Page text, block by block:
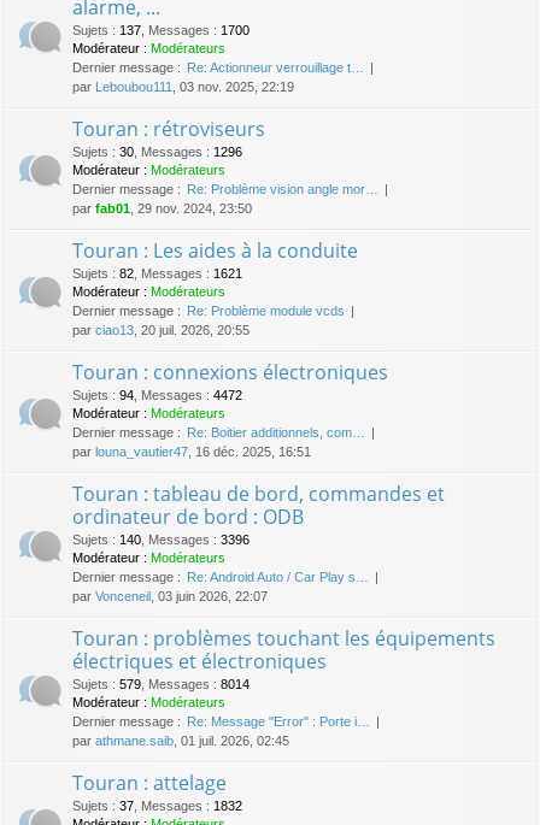
alarme, ...
Sujets : 137 Messages : 1700
Modérateur : Modérateurs
Dernier message : Re: Actionneur verrouillage t…
par Leboubou111 , 03 nov. 2025, 22:19
Touran : rétroviseurs
Sujets : 30 Messages : 1296
Modérateur : Modérateurs
Dernier message : Re: Problème vision angle mor…
par fab01 , 29 nov. 2024, 23:50
Touran : Les aides à la conduite
Sujets : 82 Messages : 1621
Modérateur : Modérateurs
Dernier message : Re: Problème module vcds
par ciao13 , 20 juil. 2026, 20:55
Touran : connexions électroniques
Sujets : 94 Messages : 4472
Modérateur : Modérateurs
Dernier message : Re: Boitier additionnels, com…
par louna_vautier47 , 16 déc. 2025, 16:51
Touran : tableau de bord, commandes et
ordinateur de bord : ODB
Sujets : 140 Messages : 3396
Modérateur : Modérateurs
Dernier message : Re: Android Auto / Car Play s…
par Vonceneil , 03 juin 2026, 22:07
Touran : problèmes touchant les équipements
électriques et électroniques
Sujets : 579 Messages : 8014
Modérateur : Modérateurs
Dernier message : Re: Message "Error" : Porte i…
par athmane.saib , 01 juil. 2026, 02:45
Touran : attelage
Sujets : 37 Messages : 1832